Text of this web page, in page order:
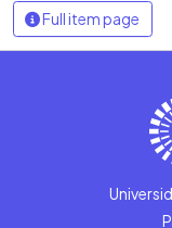
Full item page